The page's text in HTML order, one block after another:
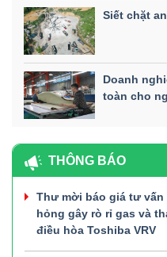
Siết chặt
Doanh
toàn cho
THÔNG BÁO
Thư mời báo giá tư
hỏng gây rò rỉ gas và
điều hòa Toshiba VRV